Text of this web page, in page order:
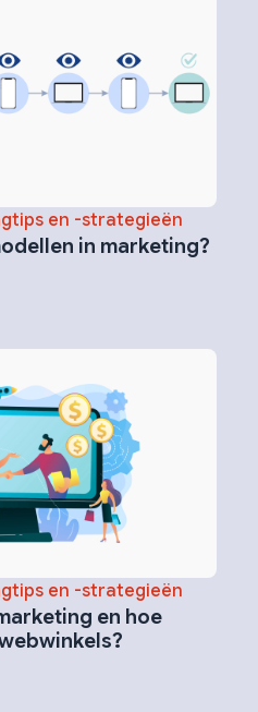
en -strategieën
in marketing?
en -strategieën
en hoe